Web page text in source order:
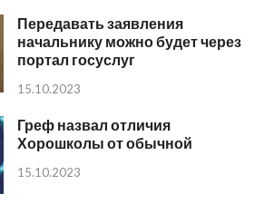
Передавать заявления
начальнику можно будет через
портал госуслуг
15.10.2023
Греф назвал отличия
Хорошколы от обычной
15.10.2023